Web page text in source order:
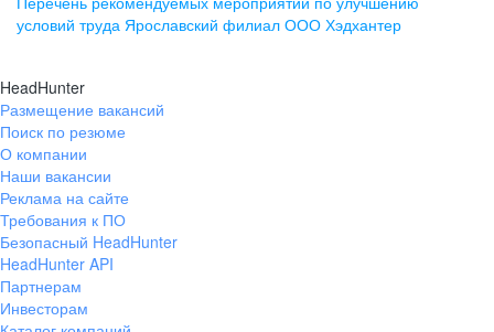
+7 843 212-12-50
Екатеринбург
ул. Боевых Дружин, стр. 20,
+7 343 226-79-99
pr@ural.hh.ru
ул. Янковского, д. 169, 7 этаж,
условий труда Ярославский филиал ООО Хэдхантер
HeadHunter
Размещение вакансий
Поиск по резюме
О компании
Наши вакансии
Реклама на сайте
Требования к ПО
Безопасный HeadHunter
HeadHunter API
Партнерам
Инвесторам